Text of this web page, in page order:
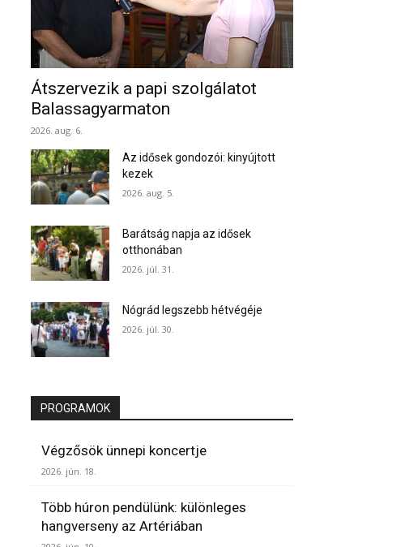
Átszervezik a papi szolgálatot
Balassagyarmaton
2026. aug. 6.
Az idősek gondozói: kinyújtott
kezek
2026. aug. 5.
Barátság napja az idősek
otthonában
2026. júl. 31.
Nógrád legszebb hétvégéje
2026. júl. 30.
PROGRAMOK
Végzősök ünnepi koncertje
2026. jún. 18.
Több húron pendülünk: különleges
hangverseny az Artériában